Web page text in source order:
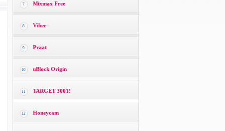
7 Mixmax Free
8 Viber
9 Praat
10 uBlock Origin
11 TARGET 3001!
12 Honeycam